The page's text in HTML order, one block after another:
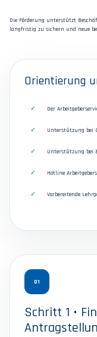
Die Förderung unterstützt
langfristig zu sichern und neue
Orientierung
Der
Unterstützung bei
Unterstützung bei
Hotline
Vorbereitende
01
Schritt 1 •